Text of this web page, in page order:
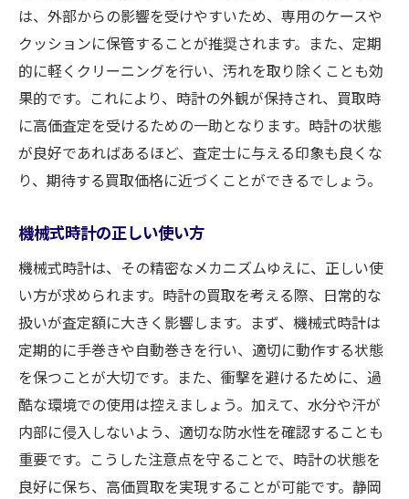
は、外部からの影響を受けやすいため、専用のケースや
クッションに保管することが推奨されます。また、定期
的に軽くクリーニングを行い、汚れを取り除くことも効
果的です。これにより、時計の外観が保持され、買取時
に高価査定を受けるための一助となります。時計の状態
が良好であればあるほど、査定士に与える印象も良くな
り、期待する買取価格に近づくことができるでしょう。
機械式時計の正しい使い方
機械式時計は、その精密なメカニズムゆえに、正しい使
い方が求められます。時計の買取を考える際、日常的な
扱いが査定額に大きく影響します。まず、機械式時計は
定期的に手巻きや自動巻きを行い、適切に動作する状態
を保つことが大切です。また、衝撃を避けるために、過
酷な環境での使用は控えましょう。加えて、水分や汗が
内部に侵入しないよう、適切な防水性を確認することも
重要です。こうした注意点を守ることで、時計の状態を
良好に保ち、高価買取を実現することが可能です。静岡